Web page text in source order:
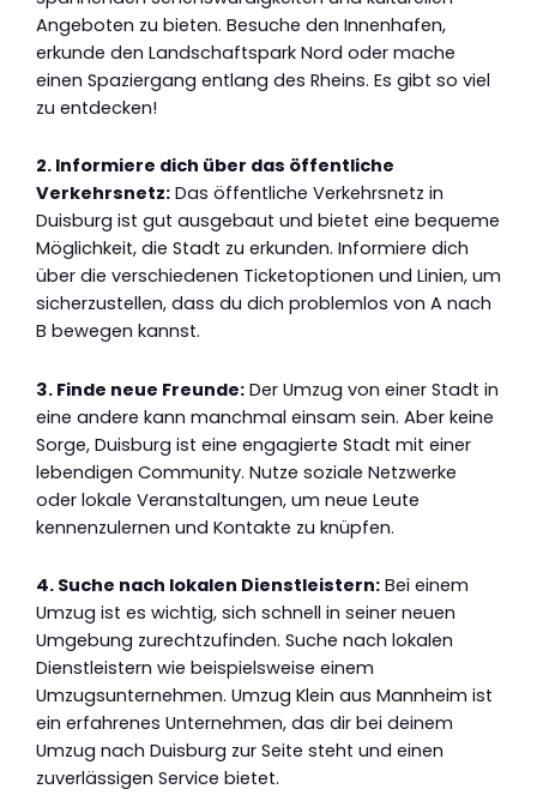
Angeboten zu bieten. Besuche den Innenhafen,
erkunde den Landschaftspark Nord oder mache
einen Spaziergang entlang des Rheins. Es gibt so viel
zu entdecken!
2. Informiere dich über das öffentliche
Verkehrsnetz: Das öffentliche Verkehrsnetz in
Duisburg ist gut ausgebaut und bietet eine bequeme
Möglichkeit, die Stadt zu erkunden. Informiere dich
über die verschiedenen Ticketoptionen und Linien, um
sicherzustellen, dass du dich problemlos von A nach
B bewegen kannst.
3. Finde neue Freunde: Der Umzug von einer Stadt in
eine andere kann manchmal einsam sein. Aber keine
Sorge, Duisburg ist eine engagierte Stadt mit einer
lebendigen Community. Nutze soziale Netzwerke
oder lokale Veranstaltungen, um neue Leute
kennenzulernen und Kontakte zu knüpfen.
4. Suche nach lokalen Dienstleistern: Bei einem
Umzug ist es wichtig, sich schnell in seiner neuen
Umgebung zurechtzufinden. Suche nach lokalen
Dienstleistern wie beispielsweise einem
Umzugsunternehmen. Umzug Klein aus Mannheim ist
ein erfahrenes Unternehmen, das dir bei deinem
Umzug nach Duisburg zur Seite steht und einen
zuverlässigen Service bietet.